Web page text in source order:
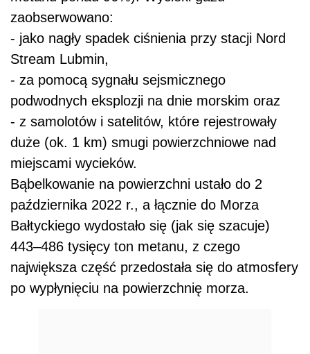
zaobserwowano:
- jako nagły spadek ciśnienia przy stacji Nord
Stream Lubmin,
- za pomocą sygnału sejsmicznego
podwodnych eksplozji na dnie morskim oraz
- z samolotów i satelitów, które rejestrowały
duże (ok. 1 km) smugi powierzchniowe nad
miejscami wycieków.
Bąbelkowanie na powierzchni ustało do 2
października 2022 r., a łącznie do Morza
Bałtyckiego wydostało się (jak się szacuje)
443–486 tysięcy ton metanu, z czego
największa część przedostała się do atmosfery
po wypłynięciu na powierzchnię morza.